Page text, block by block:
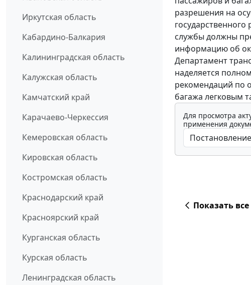
Иркутская область
Кабардино-Балкария
Калининградская область
Калужская область
Камчатский край
Карачаево-Черкессия
Кемеровская область
Кировская область
Костромская область
Краснодарский край
Красноярский край
Курганская область
Курская область
Ленинградская область
разрешения на
государственного
службы должны
информацию об
Департамент
наделяется
рекомендаций по
багажа легковым
Для просмотра
применения
Показать